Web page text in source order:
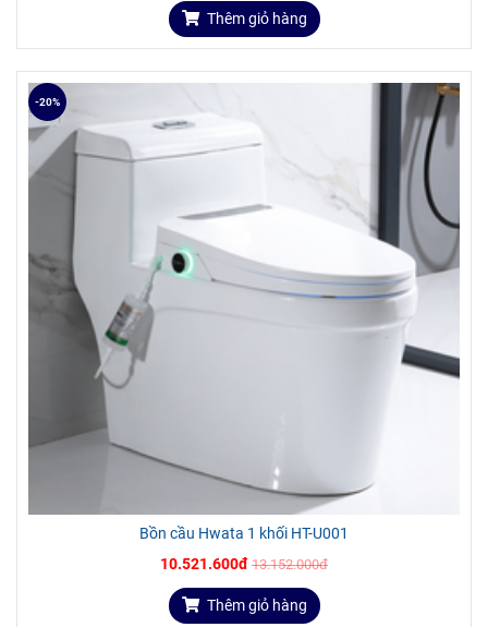
Thêm giỏ hàng
Bồn cầu Hwata 1 khối HT-U001
10.521.600đ 13.152.000đ
-20%
Thêm giỏ hàng